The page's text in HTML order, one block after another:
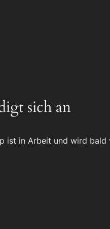
sich an
ist in Arbeit und wird